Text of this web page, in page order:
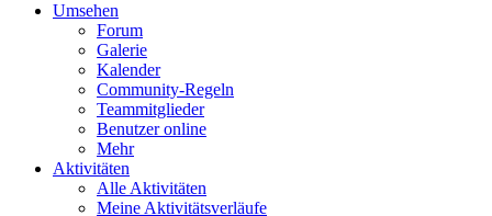
Umsehen
Forum
Galerie
Kalender
Community-Regeln
Teammitglieder
Benutzer online
Mehr
Aktivitäten
Alle Aktivitäten
Meine Aktivitätsverläufe